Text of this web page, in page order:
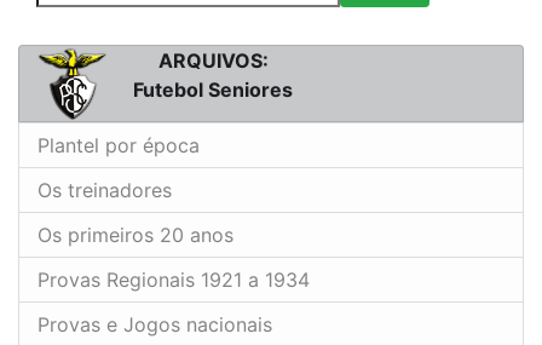
ARQUIVOS:
Futebol Seniores
Plantel por época
Os treinadores
Os primeiros 20 anos
Provas Regionais 1921 a 1934
Provas e Jogos nacionais